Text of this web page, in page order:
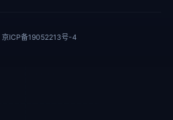
京ICP备19052213号-4